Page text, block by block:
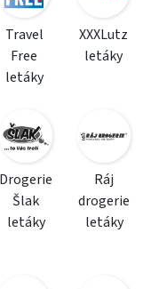
Travel
Free
letáky
XXXLutz
letáky
Drogerie
Šlak
letáky
Ráj
drogerie
letáky